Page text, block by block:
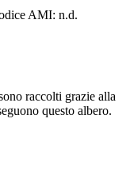
AMI: n.d.
raccolti grazie alla
questo albero.